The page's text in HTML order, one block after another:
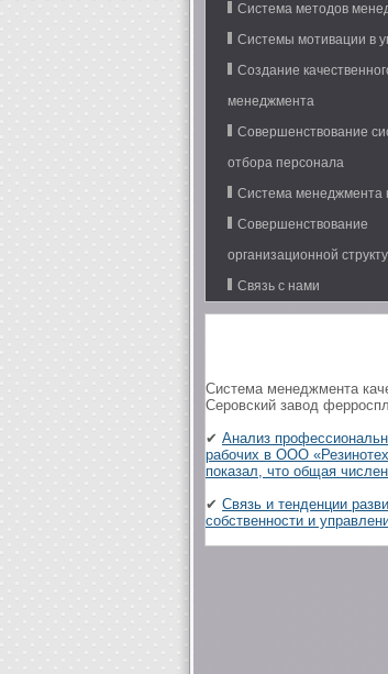
Система методов
Системы мотивации в
Создание
менеджмента
Совершенствование
отбора персонала
Система менеджмента
Совершенствование
организационной
Связь с нами
Система менеджмента
Серовский завод
✔ Анализ
рабочих в ООО
показал, что общая
✔ Связь и тенденции
собственности и